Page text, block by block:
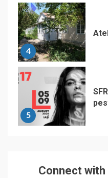
4
5
Connect with